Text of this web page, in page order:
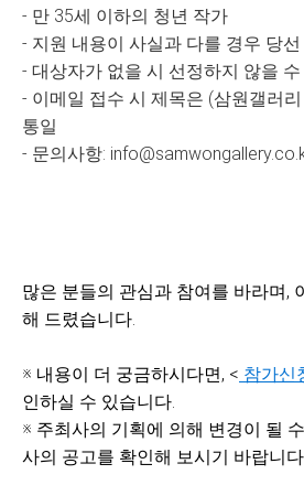
- 만 35세 이하의 청년 작가
- 지원 내용이 사실과 다를 경우 당
- 대상자가 없을 시 선정하지 않을 수
- 이메일 접수 시 제목은 (삼원갤러
통일
- 문의사항:
많은 분들의 관심과 참여를 바라며,
해 드렸습니다.
※ 내용이 더 궁금하시다면, < 참가신
인하실 수 있습니다.
※ 주최사의 기획에 의해 변경이 될
사의 공고를 확인해 보시기 바랍니